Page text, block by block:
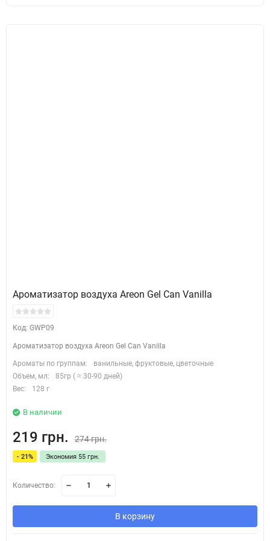
Ароматизатор воздуха Areon Gel Can Vanilla
Код: GWP09
Ароматизатор воздуха Areon Gel Can Vanilla
Ароматы по группам:
ванильные, фруктовые, цветочные
Объем, мл:
85гр ( ≈ 30-90 дней)
Вес:
128 г
В наличии
219 грн. 274 грн.
- 21% Экономия 55 грн.
Количество:
В корзину